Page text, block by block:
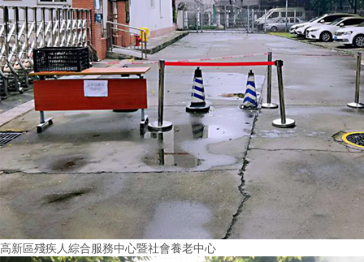
高新區殘疾人綜合服務中心暨社會養老中心